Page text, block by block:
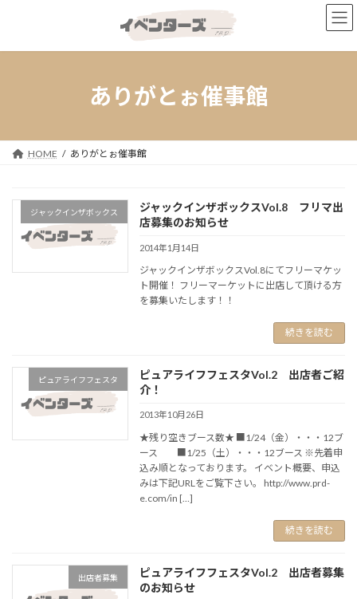
ン
ー
ありがとぉ催事館
HOME ありがとぉ催事館
ジャックインザボックス
ジャックインザボックスVol.8 フリマ出
店募集のお知らせ
2014年1月14日
ジャックインザボックスVol.8にてフリーマケッ
ト開催！ フリーマーケットに出店して頂ける方
を募集いたします！！
続きを読む
ピュアライフフェスタ
ピュアライフフェスタVol.2 出店者ご紹
介！
2013年10月26日
★残り空きブース数★ ■1/24（金）・・・12ブ
ース ■1/25（土）・・・12ブース ※先着申
込み順となっております。 イベント概要、申込
みは下記URLをご覧下さい。 http://www.prd-
e.com/in […]
続きを読む
出店者募集
ピュアライフフェスタVol.2 出店者募集
のお知らせ